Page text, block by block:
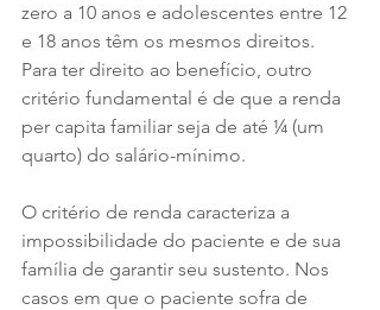
zero a 10 anos e adolescentes entre 12
e 18 anos têm os mesmos direitos.
Para ter direito ao benefício, outro
critério fundamental é de que a renda
per capita familiar seja de até ¼ (um
quarto) do salário-mínimo.
O critério de renda caracteriza a
impossibilidade do paciente e de sua
família de garantir seu sustento. Nos
casos em que o paciente sofra de